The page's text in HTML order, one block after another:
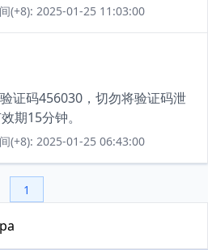
(+8): 2025-01-25 11:03:00
证码456030，切勿将验证码泄
期15分钟。
(+8): 2025-01-25 06:43:00
1